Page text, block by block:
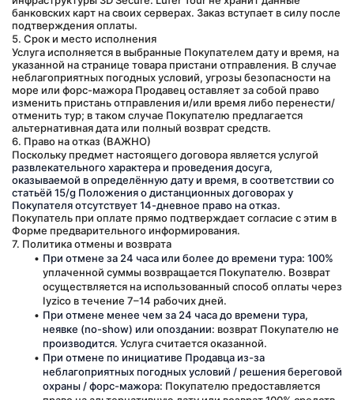
банковских карт на своих серверах. Заказ вступает в силу после
подтверждения оплаты.
5. Срок и место исполнения
Услуга исполняется в выбранные Покупателем дату и время, на
указанной на странице товара пристани отправления. В случае
неблагоприятных погодных условий, угрозы безопасности на
море или форс-мажора Продавец оставляет за собой право
изменить пристань отправления и/или время либо перенести/
отменить тур; в таком случае Покупателю предлагается
альтернативная дата или полный возврат средств.
6. Право на отказ (ВАЖНО)
развлекательного характера и проведения досуга,
оказываемой в определённую дату и время, в соответствии со
статьёй 15/g Положения о дистанционных договорах у
Покупателя отсутствует 14-дневное право на отказ.
Покупатель при оплате прямо подтверждает согласие с этим в
Форме предварительного информирования.
7. Политика отмены и возврата
При отмене за 24 часа или более до времени тура: 100%
уплаченной суммы возвращается Покупателю. Возврат
осуществляется на использованный способ оплаты через
Iyzico в течение 7–14 рабочих дней.
При отмене менее чем за 24 часа до времени тура,
неявке (no-show) или опоздании: возврат Покупателю не
производится. Услуга считается оказанной.
При отмене по инициативе Продавца из-за
неблагоприятных погодных условий / решения береговой
охраны / форс-мажора: Покупателю предоставляется